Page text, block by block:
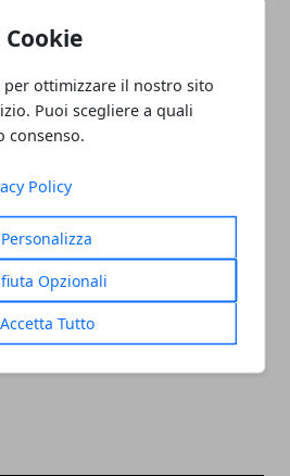
Cookie
ottimizzare il nostro sito
Puoi scegliere a quali
consenso.
Policy
Personalizza
Opzionali
Accetta Tutto
ecco perché